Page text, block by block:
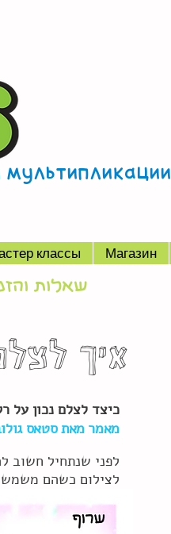
классы Магазин
שאלות והזמנות
איך
כיצד לצלם נכון על
מאמר מאת סטאס
לפני שנתחיל חשוב
לצילום כשהם